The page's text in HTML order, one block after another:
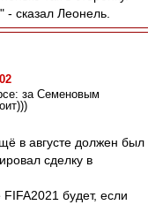
- сказал Леонель.
за Семеновым
в августе должен был
сделку в
будет, если